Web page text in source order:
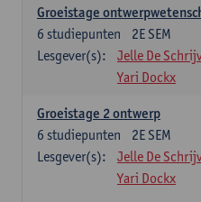
Groeistage
2E SEM
6 studiepunten
Lesgever(s):
Jelle De
Yari Dockx
Groeistage 2 ontwerp
2E SEM
6 studiepunten
Lesgever(s):
Jelle De
Yari Dockx